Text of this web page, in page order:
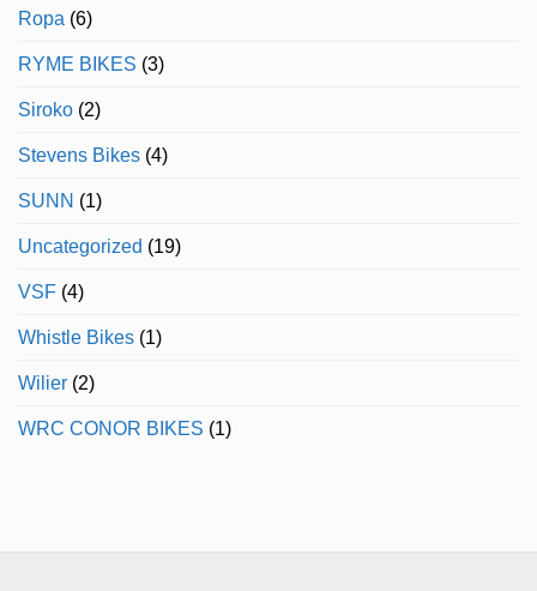
Ropa (6)
RYME BIKES (3)
Siroko (2)
Stevens Bikes (4)
SUNN (1)
Uncategorized (19)
VSF (4)
Whistle Bikes (1)
Wilier (2)
WRC CONOR BIKES (1)